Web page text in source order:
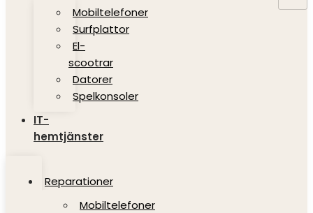
Mobiltelefoner
Surfplattor
El-
scootrar
Datorer
Spelkonsoler
IT-
hemtjänster
Reparationer
Mobiltelefoner